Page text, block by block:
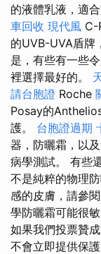
的液體乳液，適
車回收 現代風 C-
的UVB-UVA盾牌
是，有些有一些
裡選擇最好的。
請台胞證 Roche
Posay的
護。 台胞證過期
器，防曬霜，以
病學測試。 有些
不是純粹的物理
感的皮膚，請參閱
學防曬霜可能很
如果我們投票贊
不會立即提供保